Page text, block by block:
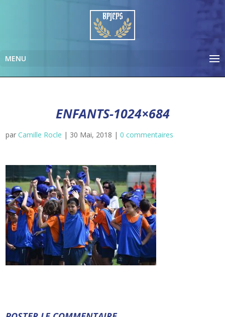
ENFANTS-1024×684
parCamille Rocle | 30 Mai, 2018 |0 commentaires